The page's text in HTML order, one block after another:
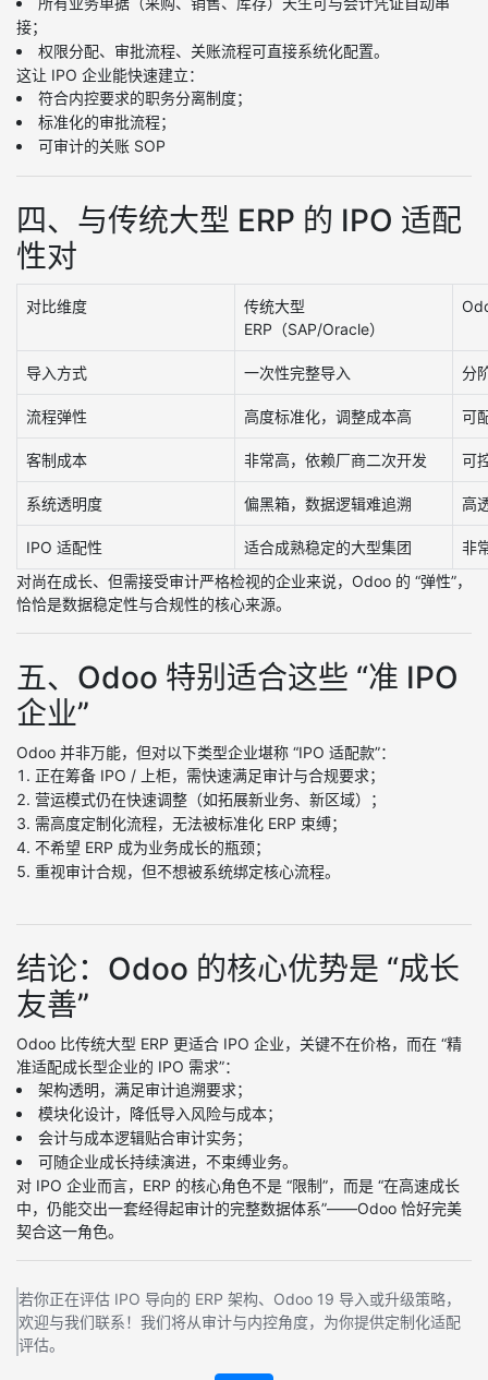
接；
权限分配、审批流程、关账流程可直接系统化配置。
这让 IPO 企业能快速建立：
符合内控要求的职务分离制度；
标准化的审批流程；
可审计的关账 SOP
四、与传统大型 ERP 的 IPO 适配
性对
对比维度
传统大型
ERP（SAP/Oracle）
导入方式 一次性完整导入 分
流程弹性 高度标准化，调整成本高 可
客制成本 非常高，依赖厂商二次开发 可
系统透明度 偏黑箱，数据逻辑难追溯 高
IPO 适配性 适合成熟稳定的大型集团
非
对尚在成长、但需接受审计严格检视的企业来说，Odoo 的 “弹性”，
恰恰是数据稳定性与合规性的核心来源。
五、Odoo 特别适合这些 “准 IPO
企业”
Odoo 并非万能，但对以下类型企业堪称 “IPO 适配款”：
正在筹备 IPO / 上柜，需快速满足审计与合规要求；
营运模式仍在快速调整（如拓展新业务、新区域）；
需高度定制化流程，无法被标准化 ERP 束缚；
不希望 ERP 成为业务成长的瓶颈；
重视审计合规，但不想被系统绑定核心流程。
结论：Odoo 的核心优势是 “成长
友善”
Odoo 比传统大型 ERP 更适合 IPO 企业，关键不在价格，而在 “精
准适配成长型企业的 IPO 需求”：
架构透明，满足审计追溯要求；
模块化设计，降低导入风险与成本；
会计与成本逻辑贴合审计实务；
可随企业成长持续演进，不束缚业务。
对 IPO 企业而言，ERP 的核心角色不是 “限制”，而是 “在高速成长
中，仍能交出一套经得起审计的完整数据体系”——Odoo 恰好完美
契合这一角色。
若你正在评估 IPO 导向的 ERP 架构、Odoo 19 导入或升级策略，
欢迎与我们联系！我们将从审计与内控角度，为你提供定制化适配
评估。